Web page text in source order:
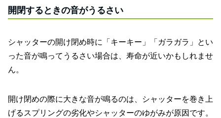
開閉するときの音がうるさい
シャッターの開け閉め時に「キーキー」「ガラガラ」とい
った音が鳴ってうるさい場合は、寿命が近いかもしれませ
ん。
開け閉めの際に大きな音が鳴るのは、シャッターを巻き上
げるスプリングの劣化やシャッターのゆがみが原因です。